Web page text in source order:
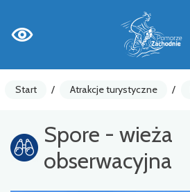
Start / Atrakcje turystyczne /
Spore - wieża
obserwacyjna